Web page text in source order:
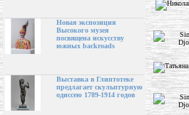
Новая экспозиция
Высокого музея
посвящена искусству
южных backroads
Выставка в Глиптотеке
предлагает скульптурную
одиссею 1789-1914 годов